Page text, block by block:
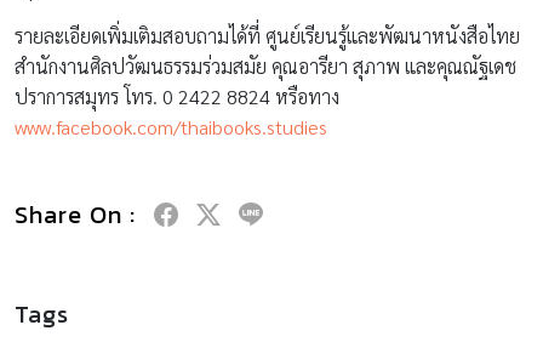
รายละเอียดเพิ่มเติมสอบถามได้ที่ ศูนย์เรียนรู้และพัฒนาหนังสือไทย
สำนักงานศิลปวัฒนธรรมร่วมสมัย คุณอารียา สุภาพ และคุณณัฐเดช
ปราการสมุทร โทร. 0 2422 8824 หรือทาง
www.facebook.com/thaibooks.studies
Share On :
Tags